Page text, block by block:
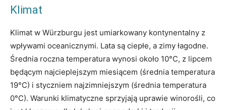
Klimat
Klimat w Würzburgu jest umiarkowany kontynentalny z
wpływami oceanicznymi. Lata są ciepłe, a zimy łagodne.
Średnia roczna temperatura wynosi około 10°C, z lipcem
będącym najcieplejszym miesiącem (średnia temperatura
19°C) i styczniem najzimniejszym (średnia temperatura
0°C). Warunki klimatyczne sprzyjają uprawie winorośli, co